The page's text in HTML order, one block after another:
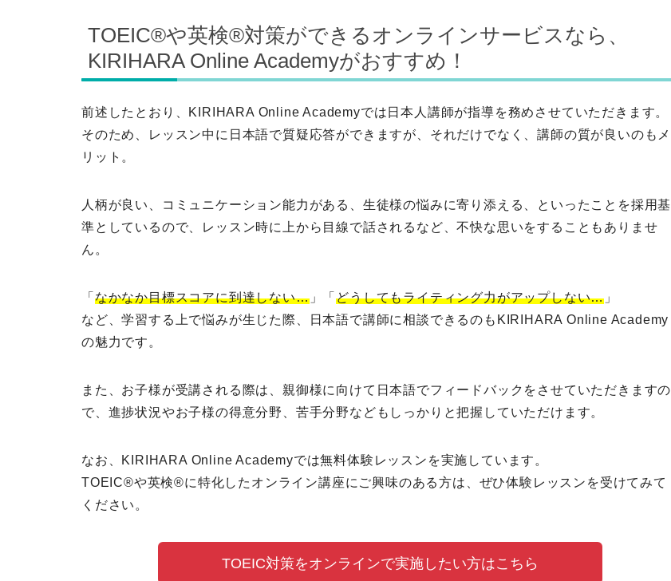
TOEIC®や英検®対策ができるオンラインサービスなら、
KIRIHARA Online Academyがおすすめ！
前述したとおり、KIRIHARA Online Academyでは日本人講師が指導を務めさせていただきます。
そのため、レッスン中に日本語で質疑応答ができますが、それだけでなく、講師の質が良いのもメ
リット。
人柄が良い コミュニケーション能力がある 生徒様の悩みに寄り添える
、といったことを採用基
準としているので、レッスン時に上から目線で話されるなど、不快な思いをすることもありませ
ん。
「 なかなか目標スコアに到達しない…」「どうしてもライティング力がアップしない… 」
など、学習する上で悩みが生じた際、日本語で講師に相談できるのもKIRIHARA Online Academy
の魅力です。
また、お子様が受講される際は、 親御様に向けて日本語でフィードバック をさせていただきますの
で、進捗状況やお子様の得意分野、苦手分野などもしっかりと把握していただけます。
なお、KIRIHARA Online Academyでは無料体験レッスン を実施しています。
TOEIC®や英検®に特化したオンライン講座にご興味のある方は、ぜひ体験レッスンを受けてみて
ください。
TOEIC対策をオンラインで実施したい方はこちら